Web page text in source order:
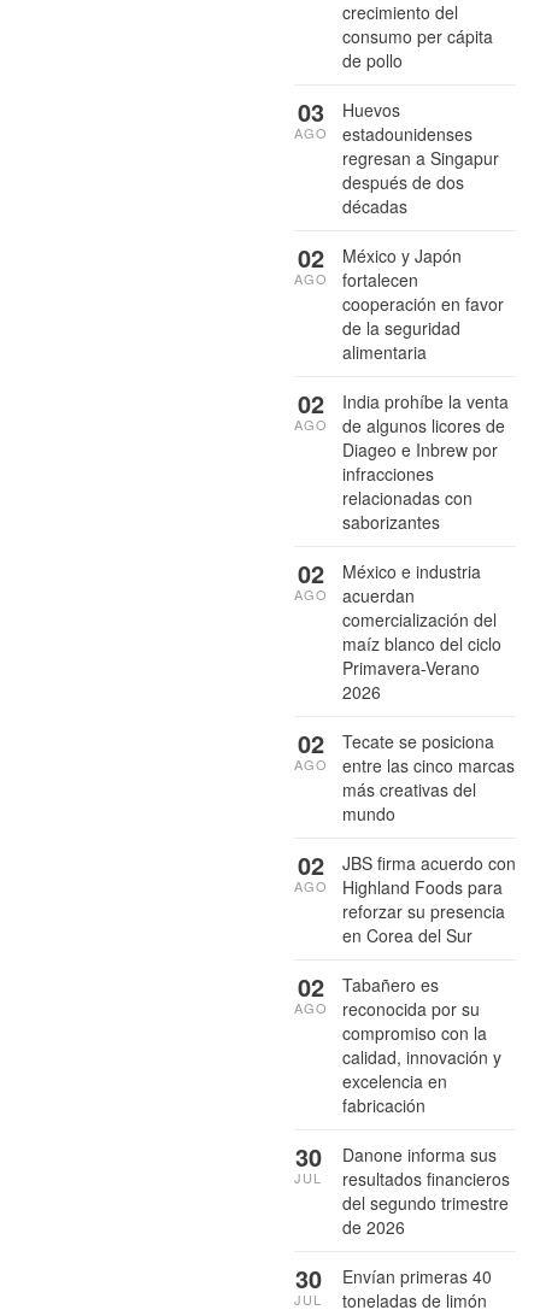
crecimiento del
consumo per cápita
de pollo
Huevos
estadounidenses
regresan a Singapur
después de dos
décadas
03
AGO
México y Japón
fortalecen
cooperación en favor
de la seguridad
alimentaria
02
AGO
India prohíbe la venta
de algunos licores de
Diageo e Inbrew por
infracciones
relacionadas con
saborizantes
02
AGO
México e industria
acuerdan
comercialización del
maíz blanco del ciclo
Primavera-Verano
2026
02
AGO
Tecate se posiciona
entre las cinco marcas
más creativas del
mundo
02
AGO
JBS firma acuerdo con
Highland Foods para
reforzar su presencia
en Corea del Sur
02
AGO
Tabañero es
reconocida por su
compromiso con la
calidad, innovación y
excelencia en
fabricación
02
AGO
Danone informa sus
resultados financieros
del segundo trimestre
de 2026
30
JUL
Envían primeras 40
toneladas de limón
30
JUL